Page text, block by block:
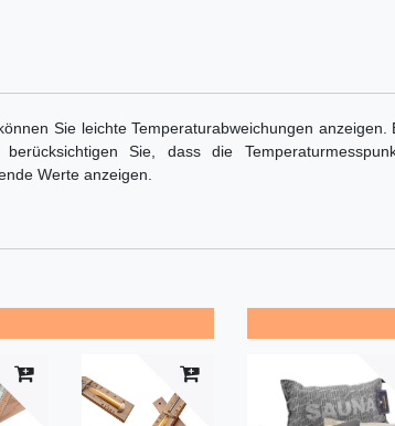
Sie leichte Temperaturabweichungen
Sie, dass die
Werte anzeigen.